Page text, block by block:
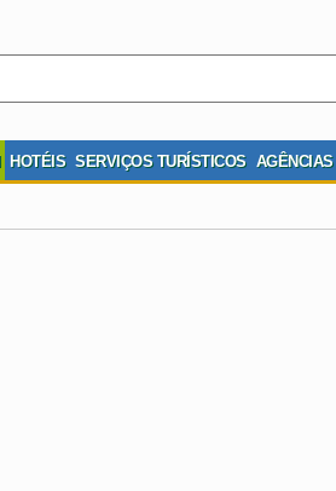
HOTÉIS SERVIÇOS TURÍSTICOS